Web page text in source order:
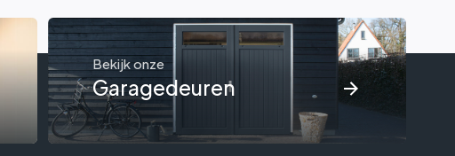
Bekijk onze
Garagedeuren